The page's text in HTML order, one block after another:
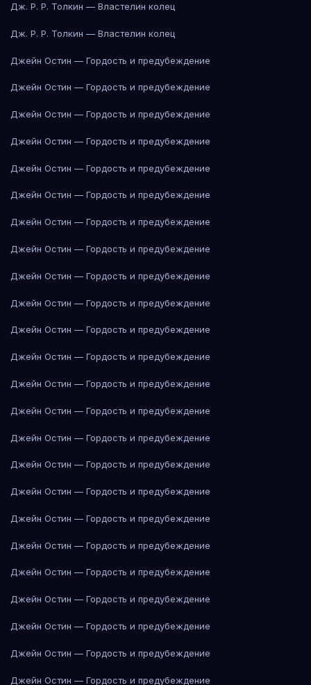
Дж. Р. Р. Толкин — Властелин колец
Дж. Р. Р. Толкин — Властелин колец
Джейн Остин — Гордость и предубеждение
Джейн Остин — Гордость и предубеждение
Джейн Остин — Гордость и предубеждение
Джейн Остин — Гордость и предубеждение
Джейн Остин — Гордость и предубеждение
Джейн Остин — Гордость и предубеждение
Джейн Остин — Гордость и предубеждение
Джейн Остин — Гордость и предубеждение
Джейн Остин — Гордость и предубеждение
Джейн Остин — Гордость и предубеждение
Джейн Остин — Гордость и предубеждение
Джейн Остин — Гордость и предубеждение
Джейн Остин — Гордость и предубеждение
Джейн Остин — Гордость и предубеждение
Джейн Остин — Гордость и предубеждение
Джейн Остин — Гордость и предубеждение
Джейн Остин — Гордость и предубеждение
Джейн Остин — Гордость и предубеждение
Джейн Остин — Гордость и предубеждение
Джейн Остин — Гордость и предубеждение
Джейн Остин — Гордость и предубеждение
Джейн Остин — Гордость и предубеждение
Джейн Остин — Гордость и предубеждение
Джейн Остин — Гордость и предубеждение